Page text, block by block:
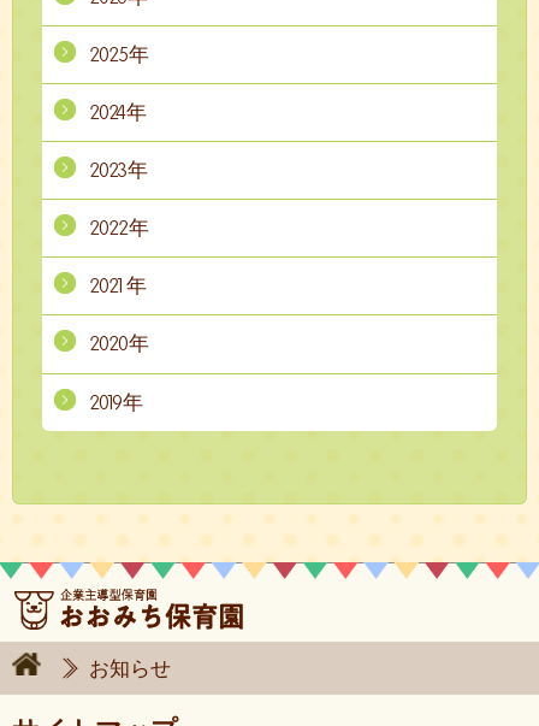
2025年
2024年
2023年
2022年
2021年
2020年
2019年
お知らせ